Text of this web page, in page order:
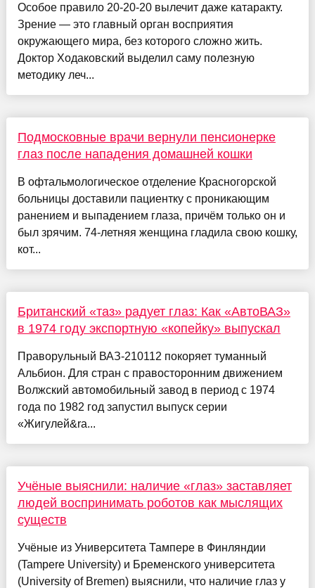
Особое правило 20-20-20 вылечит даже катаракту.
Зрение — это главный орган восприятия
окружающего мира, без которого сложно жить.
Доктор Ходаковский выделил саму полезную
методику леч...
Подмосковные врачи вернули пенсионерке
глаз после нападения домашней кошки
В офтальмологическое отделение Красногорской
больницы доставили пациентку с проникающим
ранением и выпадением глаза, причём только он и
был зрячим. 74-летняя женщина гладила свою кошку,
кот...
Британский «таз» радует глаз: Как «АвтоВАЗ»
в 1974 году экспортную «копейку» выпускал
Праворульный ВАЗ-210112 покоряет туманный
Альбион. Для стран с правосторонним движением
Волжский автомобильный завод в период с 1974
года по 1982 год запустил выпуск серии
«Жигулей&ra...
Учёные выяснили: наличие «глаз» заставляет
людей воспринимать роботов как мыслящих
существ
Учёные из Университета Тампере в Финляндии
(Tampere University) и Бременского университета
(University of Bremen) выяснили, что наличие глаз у